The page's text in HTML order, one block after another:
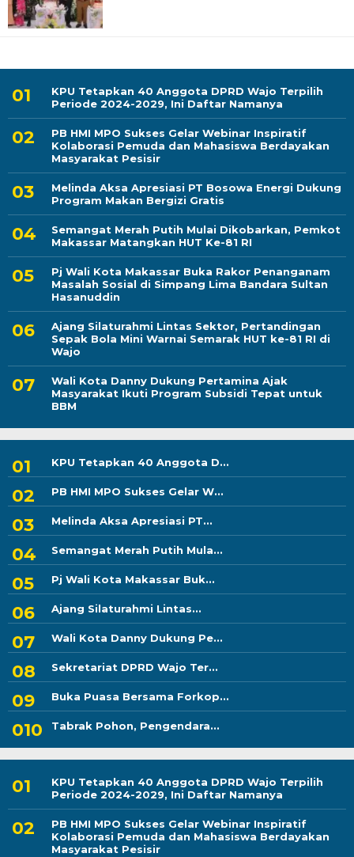
KPU Tetapkan 40 Anggota DPRD Wajo Terpilih
Periode 2024-2029, Ini Daftar Namanya
PB HMI MPO Sukses Gelar Webinar Inspiratif
Kolaborasi Pemuda dan Mahasiswa Berdayakan
Masyarakat Pesisir
Melinda Aksa Apresiasi PT Bosowa Energi Dukung
Program Makan Bergizi Gratis
Semangat Merah Putih Mulai Dikobarkan, Pemkot
Makassar Matangkan HUT Ke-81 RI
Pj Wali Kota Makassar Buka Rakor Penanganam
Masalah Sosial di Simpang Lima Bandara Sultan
Hasanuddin
Ajang Silaturahmi Lintas Sektor, Pertandingan
Sepak Bola Mini Warnai Semarak HUT ke-81 RI di
Wajo
Wali Kota Danny Dukung Pertamina Ajak
Masyarakat Ikuti Program Subsidi Tepat untuk
BBM
KPU Tetapkan 40 Anggota D...
PB HMI MPO Sukses Gelar W...
Melinda Aksa Apresiasi PT...
Semangat Merah Putih Mula...
Pj Wali Kota Makassar Buk...
Ajang Silaturahmi Lintas...
Wali Kota Danny Dukung Pe...
Sekretariat DPRD Wajo Ter...
Buka Puasa Bersama Forkop...
Tabrak Pohon, Pengendara...
KPU Tetapkan 40 Anggota DPRD Wajo Terpilih
Periode 2024-2029, Ini Daftar Namanya
PB HMI MPO Sukses Gelar Webinar Inspiratif
Kolaborasi Pemuda dan Mahasiswa Berdayakan
Masyarakat Pesisir